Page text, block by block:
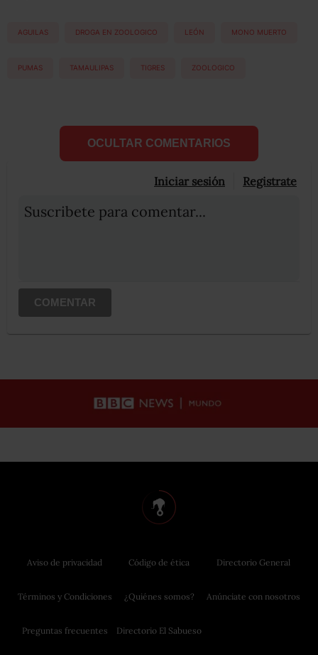
AGUILAS DROGA EN ZOOLOGICO LEÓN MONO MUERTO
PUMAS TAMAULIPAS TIGRES ZOOLOGICO
OCULTAR COMENTARIOS
Iniciar sesión Registrate
Suscribete para comentar...
COMENTAR
Aviso de privacidad
Términos y Condiciones
Preguntas frecuentes
Código de ética
¿Quiénes somos?
Directorio El Sabueso
Directorio General
Anúnciate con nosotros